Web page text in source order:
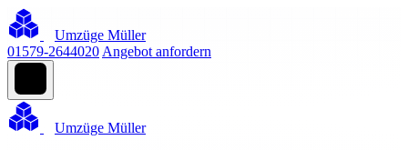
Umzüge Müller
01579-2644020 Angebot anfordern
Umzüge Müller